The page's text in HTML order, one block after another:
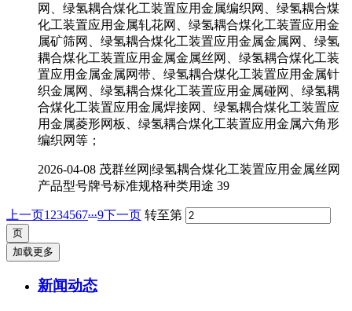
网、绿氢耦合煤化工装置应用金属编织网、绿氢耦合煤
化工装置应用金属轧花网、绿氢耦合煤化工装置应用金
属矿筛网、绿氢耦合煤化工装置应用金属金属网、绿氢
耦合煤化工装置应用金属金属丝网、绿氢耦合煤化工装
置应用金属金属网带、绿氢耦合煤化工装置应用金属针
织金属网、绿氢耦合煤化工装置应用金属碰网、绿氢耦
合煤化工装置应用金属焊接网、绿氢耦合煤化工装置应
用金属菱形网板、绿氢耦合煤化工装置应用金属六角形
编织网等；
2026-04-08 茂群丝网|绿氢耦合煤化工装置应用金属丝网
产品型号牌号标准规格种类用途 39
上一页1 234567...9下一页 转至第
加载更多
新闻动态